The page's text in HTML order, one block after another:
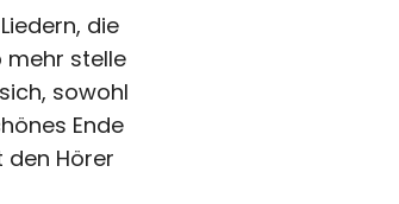
die
mehr stelle
sowohl
Ende
Hörer